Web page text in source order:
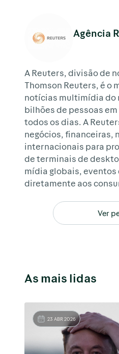
Agência
A Reuters, divisão de
Thomson Reuters, é o
notícias multimídia do
bilhões de pessoas
todos os dias. A
negócios, financeiras,
internacionais para
de terminais de
mídia globais, eventos
diretamente aos
Ver
As mais lidas
23 ABR 2026